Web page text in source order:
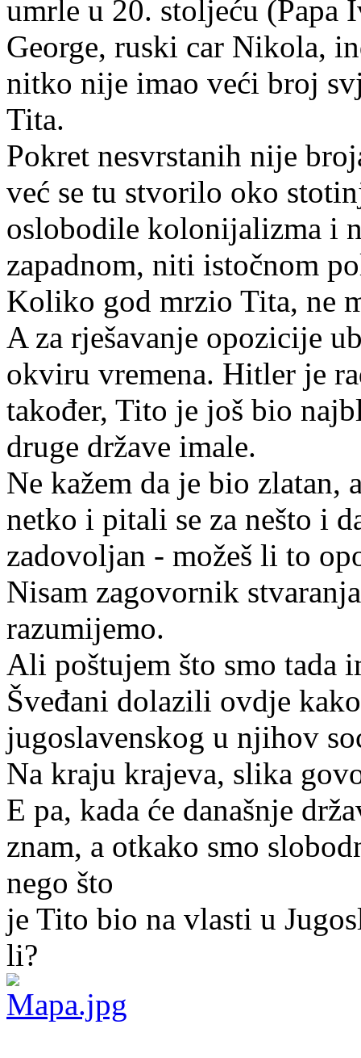
umrle u 20. stoljeću (Papa
George, ruski car Nikola,
nitko nije imao veći broj
Tita.
Pokret nesvrstanih nije
već se tu stvorilo oko
oslobodile kolonijalizma i
zapadnom, niti istočnom
Koliko god mrzio Tita, ne
A za rješavanje opozicije
okviru vremena. Hitler je
također, Tito je još bio
druge države imale.
Ne kažem da je bio
netko i pitali se za nešto i
zadovoljan - možeš li to
Nisam zagovornik
razumijemo.
Ali poštujem što smo tada
Šveđani dolazili ovdje
jugoslavenskog u njihov
Na kraju krajeva, slika
E pa, kada će današnje
znam, a otkako smo
nego što
je Tito bio na vlasti u
li?